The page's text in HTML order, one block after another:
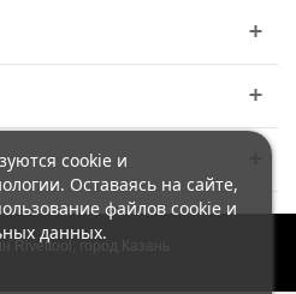
cookie и
Оставаясь на сайте,
файлов cookie и
данных.
Rivettool, город Казань